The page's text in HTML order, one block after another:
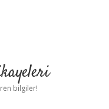
bilgiler!